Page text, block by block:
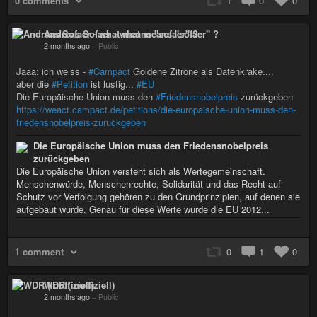
Andreas Sofaer - what means "sofaer" ?
2 months ago – Public
Jaaa: ich weiss - #Campact Goldene Zitrone als Datenkrake....
aber die #Petition ist lustig... #EU
Die Europäische Union muss den #Friedensnobelpreis zurückgeben
https://weact.campact.de/petitions/die-europaische-union-muss-den-
friedensnobelpreis-zuruckgeben
Die Europäische Union muss den Friedensnobelpreis
zurückgeben
Die Europäische Union versteht sich als Wertegemeinschaft.
Menschenwürde, Menschenrechte, Solidarität und das Recht auf
Schutz vor Verfolgung gehören zu den Grundprinzipien, auf denen sie
aufgebaut wurde. Genau für diese Werte wurde die EU 2012...
1 comment 0 1 0
WDR (inoffiziell)
2 months ago – Public